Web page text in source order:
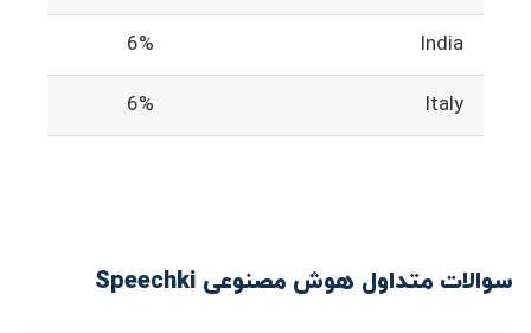
India
6%
Italy
6%
سوالات متداول هوش مصنوعی Speechki